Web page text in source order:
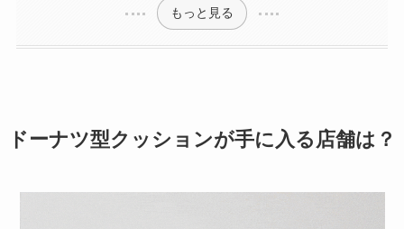
もっと見る
ドーナツ型クッションが手に入る店舗は？